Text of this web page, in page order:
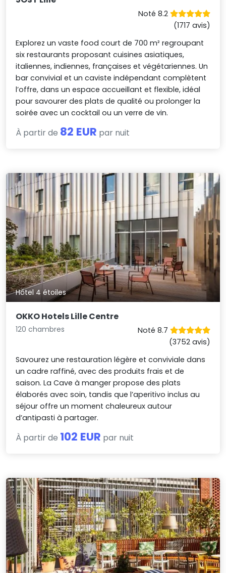
Noté 8.2
(1717 avis)
Explorez un vaste food court de 700 m² regroupant
six restaurants proposant cuisines asiatiques,
italiennes, indiennes, françaises et végétariennes. Un
bar convivial et un caviste indépendant complètent
l’offre, dans un espace accueillant et flexible, idéal
pour savourer des plats de qualité ou prolonger la
soirée avec un cocktail ou un verre de vin.
À partir de 82 EUR par nuit
Hôtel 4 étoiles
OKKO Hotels Lille Centre
120 chambres
Noté 8.7
(3752 avis)
Savourez une restauration légère et conviviale dans
un cadre raffiné, avec des produits frais et de
saison. La Cave à manger propose des plats
élaborés avec soin, tandis que l’aperitivo inclus au
séjour offre un moment chaleureux autour
d’antipasti à partager.
À partir de 102 EUR par nuit